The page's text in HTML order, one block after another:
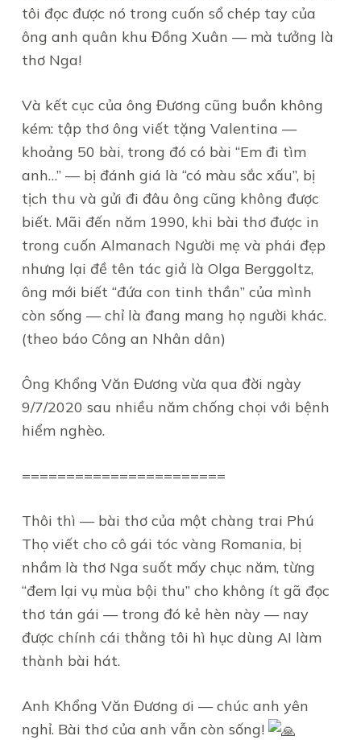
tôi đọc được nó trong cuốn sổ chép tay của
ông anh quân khu Đồng Xuân — mà tưởng là
thơ Nga!
Và kết cục của ông Đương cũng buồn không
kém: tập thơ ông viết tặng Valentina —
khoảng 50 bài, trong đó có bài “Em đi tìm
anh…” — bị đánh giá là “có màu sắc xấu”, bị
tịch thu và gửi đi đâu ông cũng không được
biết. Mãi đến năm 1990, khi bài thơ được in
trong cuốn Almanach Người mẹ và phái đẹp
nhưng lại đề tên tác giả là Olga Berggoltz,
ông mới biết “đứa con tinh thần” của mình
còn sống — chỉ là đang mang họ người khác.
(theo báo Công an Nhân dân)
Ông Khổng Văn Đương vừa qua đời ngày
9/7/2020 sau nhiều năm chống chọi với bệnh
hiểm nghèo.
=======================
Thôi thì — bài thơ của một chàng trai Phú
Thọ viết cho cô gái tóc vàng Romania, bị
nhầm là thơ Nga suốt mấy chục năm, từng
“đem lại vụ mùa bội thu” cho không ít gã đọc
thơ tán gái — trong đó kẻ hèn này — nay
được chính cái thằng tôi hì hục dùng AI làm
thành bài hát.
Anh Khổng Văn Đương ơi — chúc anh yên
nghỉ. Bài thơ của anh vẫn còn sống!